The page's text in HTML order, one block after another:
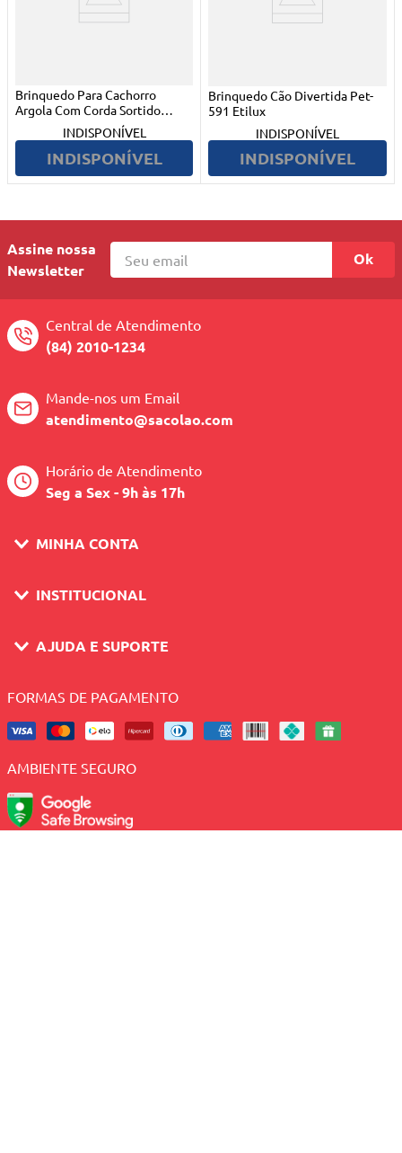
Brinquedo Para Cachorro
Argola Com Corda Sortido
Prem-030 Etilux
INDISPONÍVEL
INDISPONÍVEL
Brinquedo Cão Divertida Pet-
591 Etilux
INDISPONÍVEL
INDISPONÍVEL
Assine nossa
Newsletter
Ok
Central de Atendimento
(84) 2010-1234
Mande-nos um Email
atendimento@sacolao.com
Horário de Atendimento
Seg a Sex - 9h às 17h
MINHA CONTA
INSTITUCIONAL
AJUDA E SUPORTE
FORMAS DE PAGAMENTO
AMBIENTE SEGURO